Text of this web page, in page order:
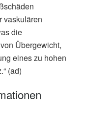
vaskulären
die
Übergewicht,
eines zu hohen
(ad)